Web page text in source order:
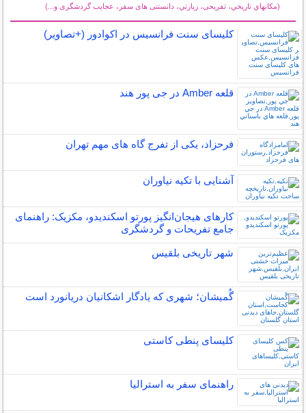
(مكانهاي تاريخي، تفریحی، زيارتي، دانستنی های سفر، عجایب گردشگری و...)
کلیسای سنت فرانسیس در اکوادور (+تصاویر)
قلعه Amber در جی پور هند
فرحزاد، یکی از تفرج گاه های مهم تهران
آشنایی با تکیه نیاوران
کارهای هیجان‌انگیز پورتو اسکندیدو، مکزیک: راهنمای
جامع تفریحات و گردشگری
شهر تاریخی بلقیس
گُمیشان؛ شهری که یادگار اشکانیان دریانورد است
کلیسای پنطی کاستی
راهنمای سفر به استرالیا